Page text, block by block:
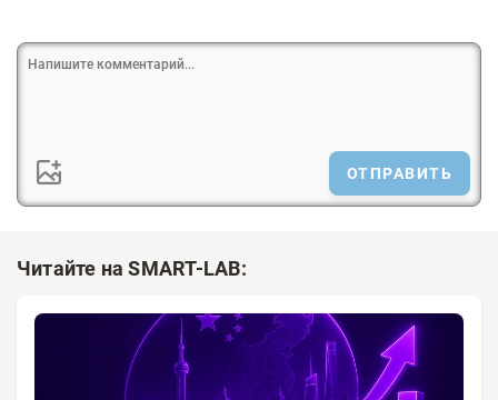
ОТПРАВИТЬ
Читайте на SMART-LAB: